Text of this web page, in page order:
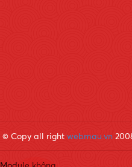
© Copy all right webmau.vn
Module không